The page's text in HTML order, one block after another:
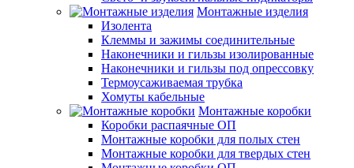
Монтажные изделия
Изолента
Клеммы и зажимы соединительные
Наконечники и гильзы изолированные
Наконечники и гильзы под опрессовку
Термоусаживаемая трубка
Хомуты кабельные
Монтажные коробки
Коробки распаячные ОП
Монтажные коробки для полых стен
Монтажные коробки для твердых стен